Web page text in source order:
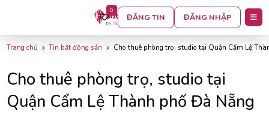
0
ĐĂNG TIN ĐĂNG NHẬP
Trang chủ Tin bất động sản Cho thuê phòng trọ, studio tại Quận Cẩm Lệ
Cho thuê phòng trọ, studio tại
Quận Cẩm Lệ Thành phố Đà Nẵng